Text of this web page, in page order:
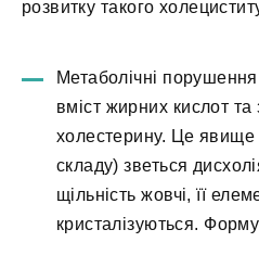
розвитку такого
Метаболічні
вміст жирних кислот та
холестерину. Це явище
складу) зветься
щільність жовчі, її
кристалізуються.